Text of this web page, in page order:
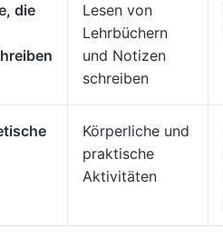
die
Lesen von
Lehrbüchern
und Notizen
schreiben
Körperliche und
praktische
Aktivitäten